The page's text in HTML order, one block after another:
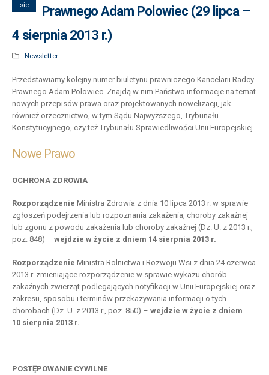
sie
Prawnego Adam Polowiec (29 lipca –
4 sierpnia 2013 r.)
Newsletter
Przedstawiamy kolejny numer biuletynu prawniczego Kancelarii Radcy
Prawnego Adam Polowiec. Znajdą w nim Państwo informacje na temat
nowych przepisów prawa oraz projektowanych nowelizacji, jak
również orzecznictwo, w tym Sądu Najwyższego, Trybunału
Konstytucyjnego, czy też Trybunału Sprawiedliwości Unii Europejskiej.
Nowe Prawo
OCHRONA ZDROWIA
Rozporządzenie Ministra Zdrowia z dnia 10 lipca 2013 r. w sprawie
zgłoszeń podejrzenia lub rozpoznania zakażenia, choroby zakaźnej
lub zgonu z powodu zakażenia lub choroby zakaźnej (Dz. U. z 2013 r.,
poz. 848) – wejdzie w życie z dniem 14 sierpnia 2013 r.
Rozporządzenie Ministra Rolnictwa i Rozwoju Wsi z dnia 24 czerwca
2013 r. zmieniające rozporządzenie w sprawie wykazu chorób
zakaźnych zwierząt podlegających notyfikacji w Unii Europejskiej oraz
zakresu, sposobu i terminów przekazywania informacji o tych
chorobach (Dz. U. z 2013 r., poz. 850) – wejdzie w życie z dniem
10 sierpnia 2013 r.
POSTĘPOWANIE CYWILNE